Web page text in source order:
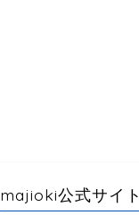
majioki公式サイト